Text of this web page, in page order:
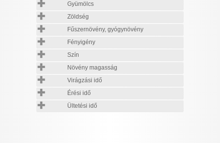
Gyümölcs
Zöldség
Fűszernövény, gyógynövény
Fényigény
Szín
Növény magasság
Virágzási idő
Érési idő
Ültetési idő